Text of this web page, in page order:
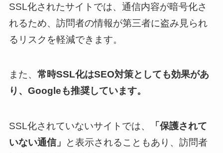
SSL化されたサイトでは、通信内容が暗号化さ
れるため、訪問者の情報が第三者に盗み見られ
るリスクを軽減できます。
また、 常時SSL化はSEO対策としても効果があ
り、Googleも推奨しています。
SSL化されていないサイトでは、
「保護されて
いない通信」
と表示されることもあり、訪問者